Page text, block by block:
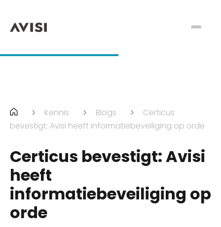
Kennis Blogs
Certicus
bevestigt: Avisi heeft informatiebeveiliging op orde
Certicus bevestigt: Avisi
heeft
informatiebeveiliging op
orde